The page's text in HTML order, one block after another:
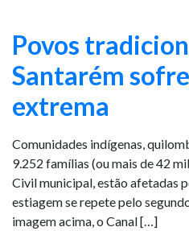
Povos
Santarém
extrema
Comunidades indígenas,
9.252 famílias (ou mais de 42
Civil municipal, estão afetadas
estiagem se repete pelo
imagem acima, o Canal […]